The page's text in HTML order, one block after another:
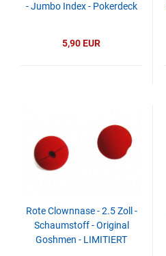
- Jumbo Index - Pokerdeck
5,90 EUR
Rote Clownnase - 2.5 Zoll -
Schaumstoff - Original
Goshmen - LIMITIERT